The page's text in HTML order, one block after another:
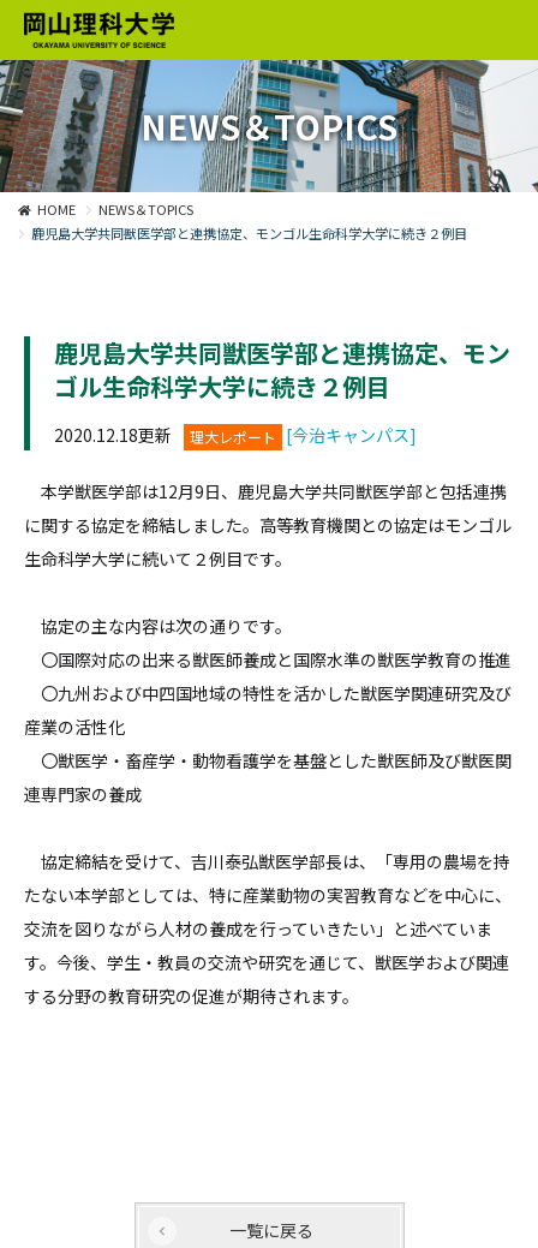
NEWS＆TOPICS
HOME
NEWS＆TOPICS
鹿児島大学共同獣医学部と連携協定、モンゴル生命科学大学に続き２例目
鹿児島大学共同獣医学部と連携協定、モン
ゴル生命科学大学に続き２例目
2020.12.18更新 理大レポート [今治キャンパス]
本学獣医学部は12月9日、鹿児島大学共同獣医学部と包括連携
に関する協定を締結しました。高等教育機関との協定はモンゴル
生命科学大学に続いて２例目です。
協定の主な内容は次の通りです。
〇国際対応の出来る獣医師養成と国際水準の獣医学教育の推進
〇九州および中四国地域の特性を活かした獣医学関連研究及び
産業の活性化
〇獣医学・畜産学・動物看護学を基盤とした獣医師及び獣医関
連専門家の養成
協定締結を受けて、吉川泰弘獣医学部長は、「専用の農場を持
たない本学部としては、特に産業動物の実習教育などを中心に、
交流を図りながら人材の養成を行っていきたい」と述べていま
す。今後、学生・教員の交流や研究を通じて、獣医学および関連
する分野の教育研究の促進が期待されます。
一覧に戻る